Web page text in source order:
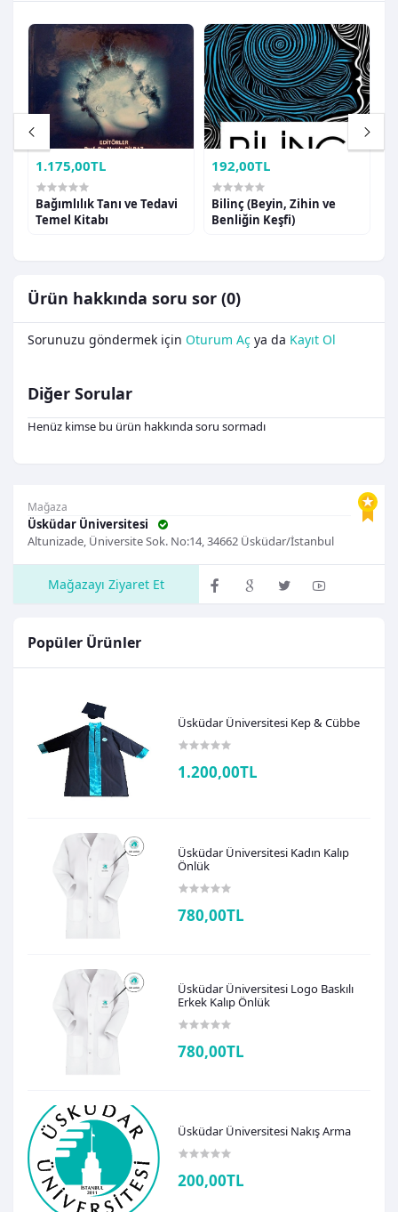
Mağaza
Üsküdar Üniversitesi
Altunizade, Üniversite Sok. No:14, 34662 Üsküdar/İstanbul
Mağazayı Ziyaret Et
Popüler Ürünler
Üsküdar Üniversitesi Kep & Cübbe
1.200,00TL
Üsküdar Üniversitesi Kadın Kalıp
Önlük
780,00TL
Üsküdar Üniversitesi Logo Baskılı
Erkek Kalıp Önlük
780,00TL
Üsküdar Üniversitesi Nakış Arma
200,00TL
1.175,00TL
Bağımlılık Tanı ve Tedavi
Temel Kitabı
192,00TL
Bilinç (Beyin, Zihin ve
Benliğin Keşfi)
Ürün hakkında soru sor (0)
Sorunuzu göndermek için Oturum Aç ya da Kayıt Ol
Diğer Sorular
Henüz kimse bu ürün hakkında soru sormadı